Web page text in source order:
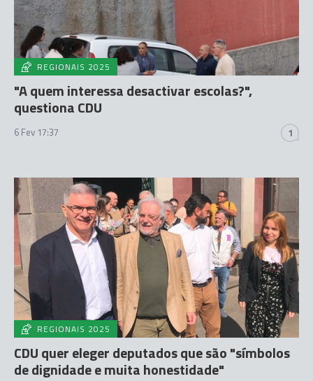
REGIONAIS 2025
"A quem interessa desactivar escolas?",
questiona CDU
6 Fev 17:37 1
REGIONAIS 2025
CDU quer eleger deputados que são "símbolos
de dignidade e muita honestidade"